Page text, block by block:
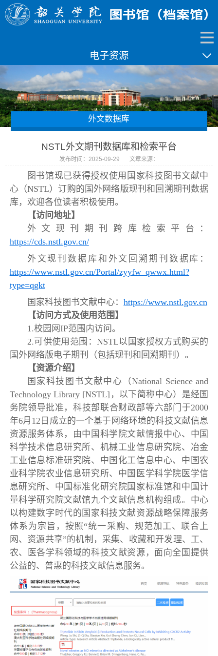
电子资源
外文数据库
NSTL外文期刊数据库和检索平台
发布时间：2025-09-29 文章来源：
图书馆现已获得授权使用国家科技图书文献中
心（NSTL）订购的国外网络版现刊和回溯期刊数据
库，欢迎各位读者积极使用。
【访问地址】
外文现刊期刊跨库检索平台：
https://cds.nstl.gov.cn/
外文现刊数据库和外文回溯期刊数据库：
https://www.nstl.gov.cn/Portal/zyyfw_qwwx.html?
type=qgkt
国家科技图书文献中心： https://www.nstl.gov.cn
【访问方式及使用范围】
1.校园网IP范围内访问。
2.可供使用范围：NSTL以国家授权方式购买的
国外网络版电子期刊（包括现刊和回溯期刊）。
【资源介绍】
国家科技图书文献中心（National Science and
Technology Library [NSTL]，以下简称中心）是经国
务院领导批准，科技部联合财政部等六部门于2000
年6月12日成立的一个基于网络环境的科技文献信息
资源服务体系，由中国科学院文献情报中心、中国
科学技术信息研究所、机械工业信息研究院、冶金
工业信息标准研究院、中国化工信息中心、中国农
业科学院农业信息研究所、中国医学科学院医学信
息研究所、中国标准化研究院国家标准馆和中国计
量科学研究院文献馆九个文献信息机构组成。中心
以构建数字时代的国家科技文献资源战略保障服务
体系为宗旨，按照“统一采购、规范加工、联合上
网、资源共享”的机制，采集、收藏和开发理、工、
农、医各学科领域的科技文献资源，面向全国提供
公益的、普惠的科技文献信息服务。